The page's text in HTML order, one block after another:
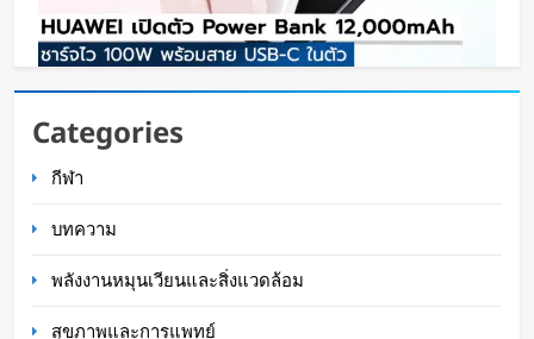
HUAWEI เปิดตัว Power Bank 12,000mAh ชาร์จ
ไว 100W พร้อมสาย USB-C ในตัว
Categories
กีฬา
บทความ
พลังงานหมุนเวียนและสิ่งแวดล้อม
สุขภาพและการแพทย์